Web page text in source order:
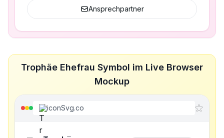
Ansprechpartner
Trophäe Ehefrau Symbol im Live Browser
Mockup
iconSvg.co